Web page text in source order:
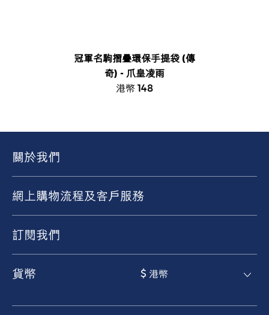
冠軍名駒摺疊環保手提袋 (傳
奇) - 爪皇凌雨
港幣 148
關於我們
網上購物流程及客戶服務
訂閱我們
貨幣 $ 港幣